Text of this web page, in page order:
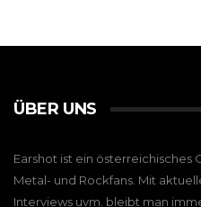
ÜBER UNS
Earshot ist ein österreichisches
Metal- und Rockfans. Mit
Interviews uvm. bleibt man